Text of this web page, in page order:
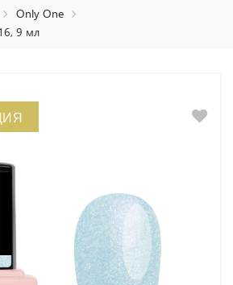
Only One
9 мл